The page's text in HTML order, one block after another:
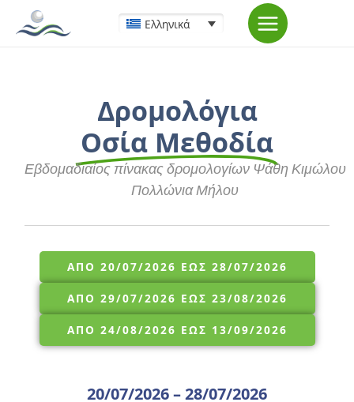
Μετάβαση
περιεχόμενο
Ελληνικά
Δρομολόγια
Οσία Μεθοδία
Εβδομαδιαίος πίνακας δρομολογίων Ψάθη Κιμώλου
Πολλώνια Μήλου
ΑΠΌ 20/07/2026 ΈΩΣ 28/07/2026
ΑΠΌ 29/07/2026 ΈΩΣ 23/08/2026
ΑΠΌ 24/08/2026 ΈΩΣ 13/09/2026
20/07/2026 – 28/07/2026